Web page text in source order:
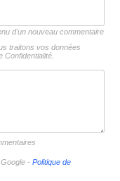
d'un nouveau commentaire
traitons vos données
Confidentialité.
- Politique de